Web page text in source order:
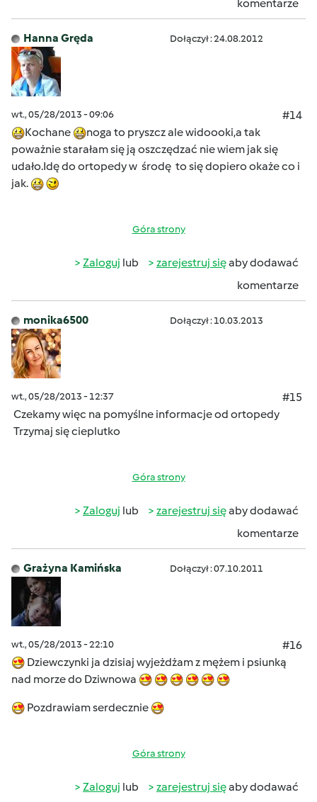
komentarze
Hanna Gręda Dołączył : 24.08.2012
wt., 05/28/2013 - 09:06
#14
Kochane
noga to pryszcz ale widoooki,a tak
poważnie starałam się ją oszczędzać nie wiem jak się
udało.Idę do ortopedy w środę to się dopiero okaże co i
jak.
Góra strony
Zaloguj lub zarejestruj sięaby dodawać
komentarze
monika6500 Dołączył : 10.03.2013
wt., 05/28/2013 - 12:37
#15
Czekamy więc na pomyślne informacje od ortopedy
Trzymaj się cieplutko
Góra strony
Zaloguj lub zarejestruj sięaby dodawać
komentarze
Grażyna Kamińska Dołączył : 07.10.2011
wt., 05/28/2013 - 22:10
#16
Dziewczynki ja dzisiaj wyjeżdżam z mężem i psiunką
nad morze do Dziwnowa
Pozdrawiam serdecznie
Góra strony
Zaloguj lub zarejestruj sięaby dodawać